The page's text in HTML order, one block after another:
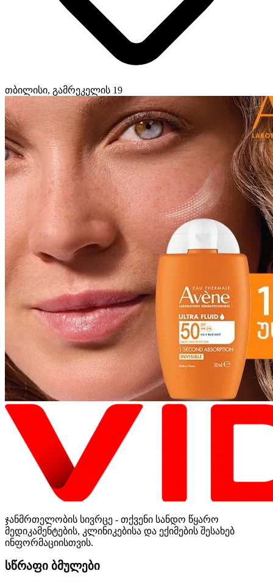
თბილისი, გამრეკელის 19
ჯანმრთელობის სივრცე - თქვენი სანდო წყარო
მედიკამენტების, კლინიკებისა და ექიმების შესახებ
ინფორმაციისთვის.
სწრაფი ბმულები